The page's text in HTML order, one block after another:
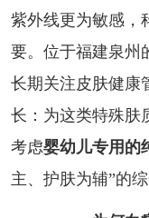
紫外线更为敏感，
要。位于福建泉州
长期关注皮肤健康
长：为这类特殊肤
考虑婴幼儿专用的
主、护肤为辅”的综